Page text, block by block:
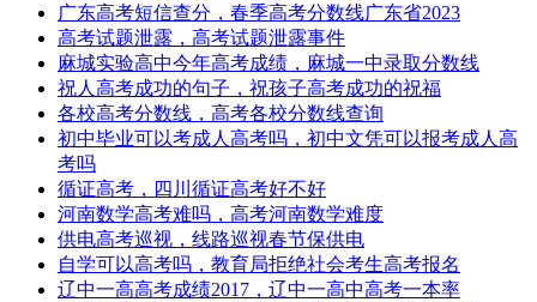
广东高考短信查分，春季高考分数线广东省2023
高考试题泄露，高考试题泄露事件
麻城实验高中今年高考成绩，麻城一中录取分数线
祝人高考成功的句子，祝孩子高考成功的祝福
各校高考分数线，高考各校分数线查询
初中毕业可以考成人高考吗，初中文凭可以报考成人高
考吗
循证高考，四川循证高考好不好
河南数学高考难吗，高考河南数学难度
供电高考巡视，线路巡视春节保供电
自学可以高考吗，教育局拒绝社会考生高考报名
辽中一高高考成绩2017，辽中一高中高考一本率